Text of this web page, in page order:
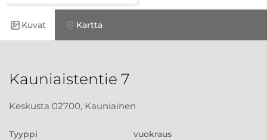
Kuvat Kartta
Kauniaistentie 7
Keskusta 02700, Kauniainen
Tyyppi vuokraus